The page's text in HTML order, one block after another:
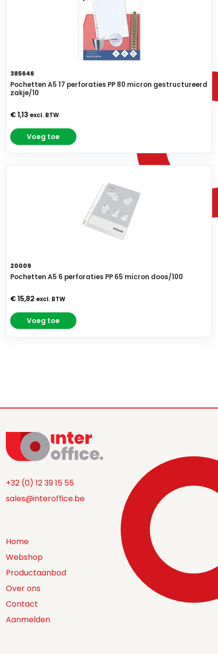
385646
Pochetten A5 17 perforaties PP 80 micron gestructureerd
zakje/10
€ 1,13 excl. BTW
Voeg toe
20009
Pochetten A5 6 perforaties PP 65 micron doos/100
€ 15,82 excl. BTW
Voeg toe
+32 (0) 12 39 15 55
sales@interoffice.be
Home
Webshop
Productaanbod
Over ons
Contact
Aanmelden